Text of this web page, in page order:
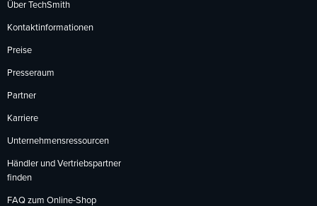
Über TechSmith
Kontaktinformationen
Preise
Presseraum
Partner
Karriere
Unternehmensressourcen
Händler und Vertriebspartner
finden
FAQ zum Online-Shop